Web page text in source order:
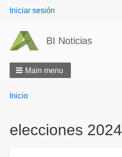
User
Iniciar sesión
BI Noticias
Main menu
Breadcrumbs
You
Inicio
elecciones 2024